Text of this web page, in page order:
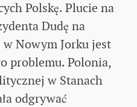
Polskę. Plucie na
Dudę na
Nowym Jorku jest
problemu. Polonia,
w Stanach
odgrywać